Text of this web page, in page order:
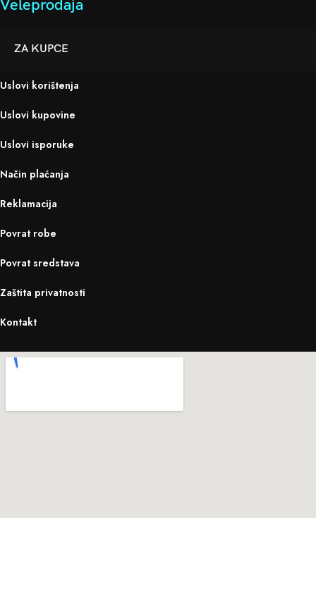
Veleprodaja
ZA KUPCE
Uslovi korištenja
Uslovi kupovine
Uslovi isporuke
Način plaćanja
Reklamacija
Povrat robe
Povrat sredstava
Zaštita privatnosti
Kontakt